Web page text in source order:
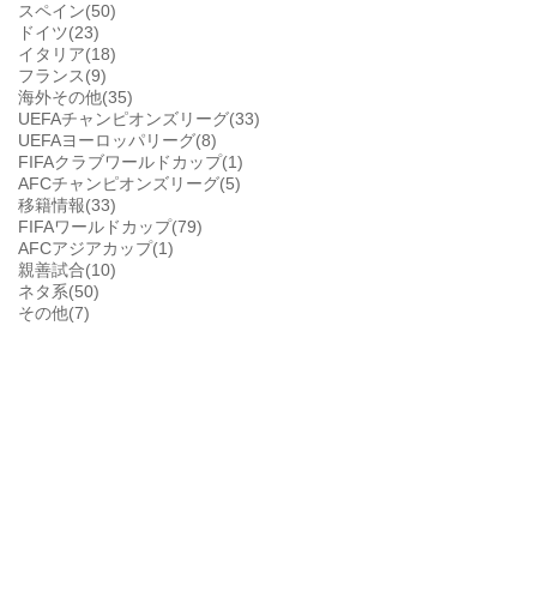
スペイン(50)
ドイツ(23)
イタリア(18)
フランス(9)
海外その他(35)
UEFAチャンピオンズリーグ(33)
UEFAヨーロッパリーグ(8)
FIFAクラブワールドカップ(1)
AFCチャンピオンズリーグ(5)
移籍情報(33)
FIFAワールドカップ(79)
AFCアジアカップ(1)
親善試合(10)
ネタ系(50)
その他(7)